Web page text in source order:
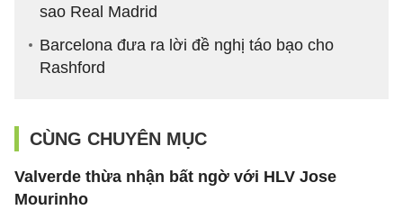
sao Real Madrid
Barcelona đưa ra lời đề nghị táo bạo cho
Rashford
CÙNG CHUYÊN MỤC
Valverde thừa nhận bất ngờ với HLV Jose
Mourinho